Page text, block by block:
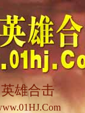
英雄合击